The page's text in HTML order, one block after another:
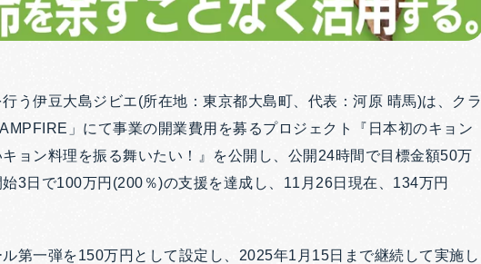
う伊豆大島ジビエ(所在地：東京都大島町、代表：河原 晴馬)は、クラ
」にて事業の開業費用を募るプロジェクト『日本初のキョン
ョン料理を振る舞いたい！』を公開し、公開24時間で目標金額50万
3日で100万円(200％)の支援を達成し、11月26日現在、134万円
第一弾を150万円として設定し、2025年1月15日まで継続して実施し